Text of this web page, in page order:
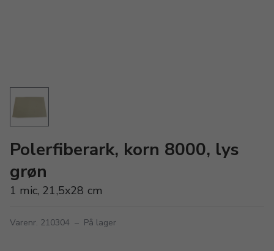
Polerfiberark, korn 8000, lys
grøn
1 mic, 21,5x28 cm
Varenr. 210304 – På lager